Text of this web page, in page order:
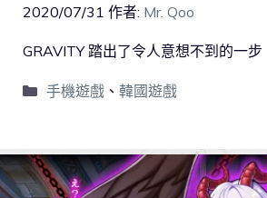
2020/07/31 作者: Mr. Qoo
GRAVITY 踏出了令人意想不到的一步
手機遊戲、 韓國遊戲